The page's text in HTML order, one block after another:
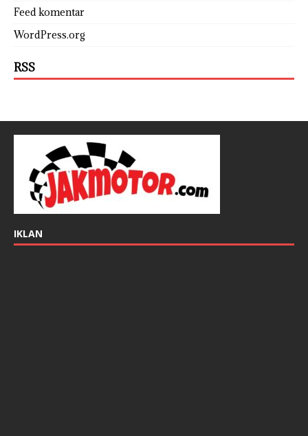
Feed komentar
WordPress.org
RSS
IKLAN